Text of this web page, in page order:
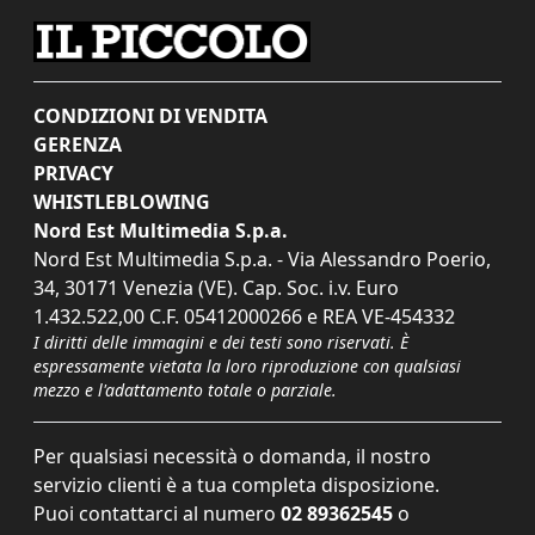
CONDIZIONI DI VENDITA
GERENZA
PRIVACY
WHISTLEBLOWING
Nord Est Multimedia S.p.a.
Nord Est Multimedia S.p.a. - Via Alessandro Poerio,
34, 30171 Venezia (VE). Cap. Soc. i.v. Euro
1.432.522,00 C.F. 05412000266 e REA VE-454332
I diritti delle immagini e dei testi sono riservati. È
espressamente vietata la loro riproduzione con qualsiasi
mezzo e l'adattamento totale o parziale.
Per qualsiasi necessità o domanda, il nostro
servizio clienti è a tua completa disposizione.
Puoi contattarci al numero 02 89362545 o